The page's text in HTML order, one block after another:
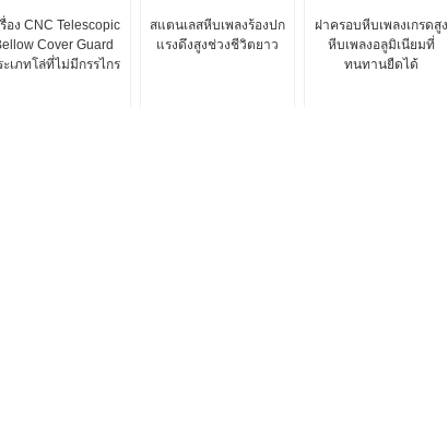
อง CNC Telescopic
Cover Guard
ะเภทโล่ที่ไม่มีกรรไกร
สแตนเลสหีบเพลงร้องปก
แรงดึงสูงช่วงชีวิตยาว
ฝาครอบหีบเพลงเกรดสูง
หีบเพลงอลูมิเนียมที่
ทนทานยืดได้